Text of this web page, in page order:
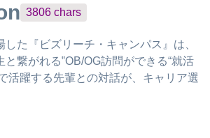
3806 chars
した『ビズリーチ・キャンパス』は、
と繋がれる‟OB/OG訪問ができる“就活
活躍する先輩との対話が、キャリア選
ます。 ◆◆◆ビズリーチ・キャンパス